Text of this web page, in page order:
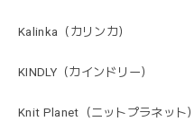
Kalinka（カリンカ）
KINDLY（カインドリー）
Knit Planet（ニットプラネット）